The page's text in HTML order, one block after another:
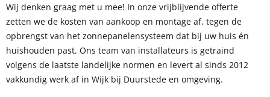
Wij denken graag met u mee! In onze vrijblijvende offerte
zetten we de kosten van aankoop en montage af, tegen de
opbrengst van het zonnepanelensysteem dat bij uw huis én
huishouden past. Ons team van installateurs is getraind
volgens de laatste landelijke normen en levert al sinds 2012
vakkundig werk af in Wijk bij Duurstede en omgeving.